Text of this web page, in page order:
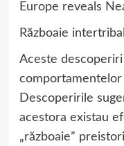
Europe reveals
Războaie
Aceste
Descoperirile
acestora existau
„războaie”